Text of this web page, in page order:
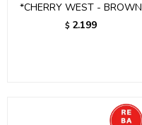
*CHERRY WEST - BROWN
$ 2.199